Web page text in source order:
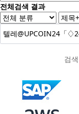
전체검색 결과
검